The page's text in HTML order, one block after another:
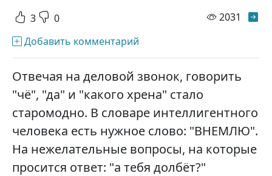
3 0 2031
Добавить комментарий
Отвечая на деловой звонок, говорить
"чё", "да" и "какого хрена" стало
старомодно. В словаре интеллигентного
человека есть нужное слово: "ВНЕМЛЮ".
На нежелательные вопросы, на которые
просится ответ: "а тебя долбёт?"